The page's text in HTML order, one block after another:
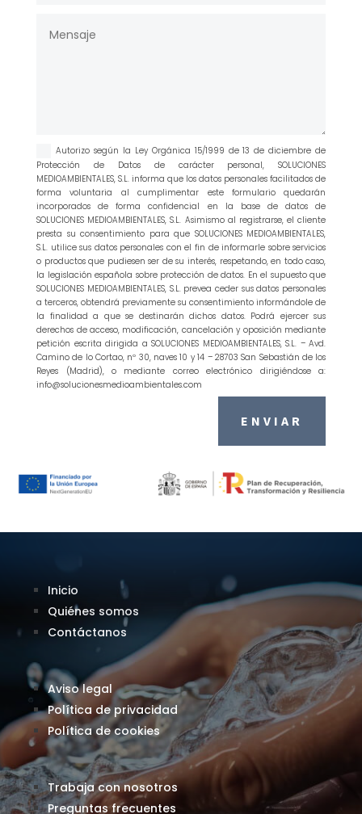
Autorizo según la Ley Orgánica 15/1999 de 13 de diciembre de
Protección de Datos de carácter personal, SOLUCIONES
MEDIOAMBIENTALES, S.L. informa que los datos personales facilitados de
forma voluntaria al cumplimentar este formulario quedarán
incorporados de forma confidencial en la base de datos de
SOLUCIONES MEDIOAMBIENTALES, S.L. Asimismo al registrarse, el cliente
presta su consentimiento para que SOLUCIONES MEDIOAMBIENTALES,
S.L. utilice sus datos personales con el fin de informarle sobre servicios
o productos que pudiesen ser de su interés, respetando, en todo caso,
la legislación española sobre protección de datos. En el supuesto que
SOLUCIONES MEDIOAMBIENTALES, S.L. prevea ceder sus datos personales
a terceros, obtendrá previamente su consentimiento informándole de
la finalidad a que se destinarán dichos datos. Podrá ejercer sus
derechos de acceso, modificación, cancelación y oposición mediante
petición escrita dirigida a SOLUCIONES MEDIOAMBIENTALES, S.L. – Avd.
Camino de lo Cortao, nº 30, naves 10 y 14 – 28703 San Sebastián de los
Reyes (Madrid), o mediante correo electrónico dirigiéndose a:
info@solucionesmedioambientales.com
ENVIAR
Inicio
Quiénes somos
Contáctanos
Aviso legal
Política de privacidad
Política de cookies
Trabaja con nosotros
Preguntas frecuentes